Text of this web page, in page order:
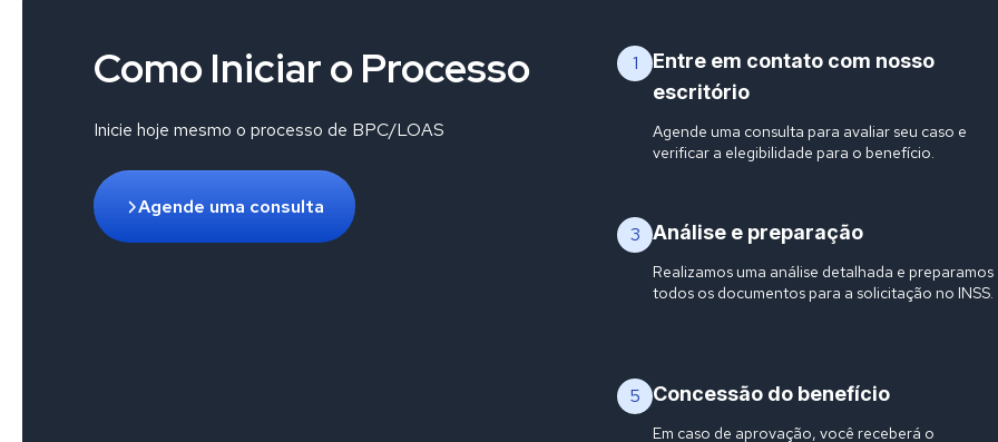
Como Iniciar o Processo
Inicie hoje mesmo o processo de BPC/LOAS
Agende uma consulta
1
Entre em contato com nosso
escritório
Agende uma consulta para avaliar seu caso e
verificar a elegibilidade para o benefício.
3 Análise e preparação
Realizamos uma análise detalhada e preparamos
todos os documentos para a solicitação no INSS.
5 Concessão do benefício
Em caso de aprovação, você receberá o